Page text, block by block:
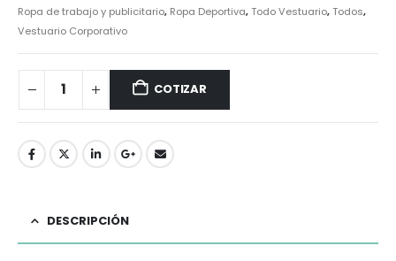
Ropa de trabajo y publicitario, Ropa Deportiva,Todo Vestuario,Todos,
Vestuario Corporativo
COTIZAR
DESCRIPCIÓN